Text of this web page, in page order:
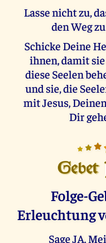
Lasse nicht zu,
den Weg
Schicke Deine
ihnen, damit
diese Seelen
und sie, die
mit Jesus,
Dir
Gebet
Folge-
Erleuchtung
Sage JA,